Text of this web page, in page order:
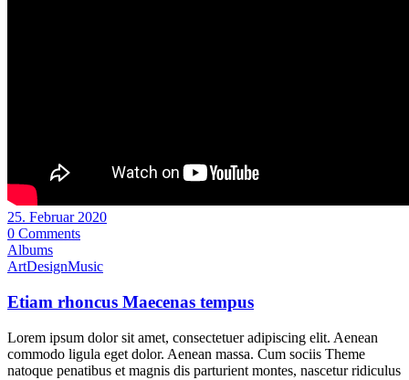
25. Februar 2020
0 Comments
Albums
ArtDesignMusic
Etiam rhoncus Maecenas tempus
Lorem ipsum dolor sit amet, consectetuer adipiscing elit. Aenean
commodo ligula eget dolor. Aenean massa. Cum sociis Theme
natoque penatibus et magnis dis parturient montes, nascetur ridiculus